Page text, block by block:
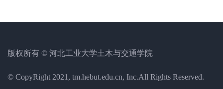
版权所有 © 河北工业大学土木与交通学院
© CopyRight 2021, tm.hebut.edu.cn, Inc.All Rights Reserved.